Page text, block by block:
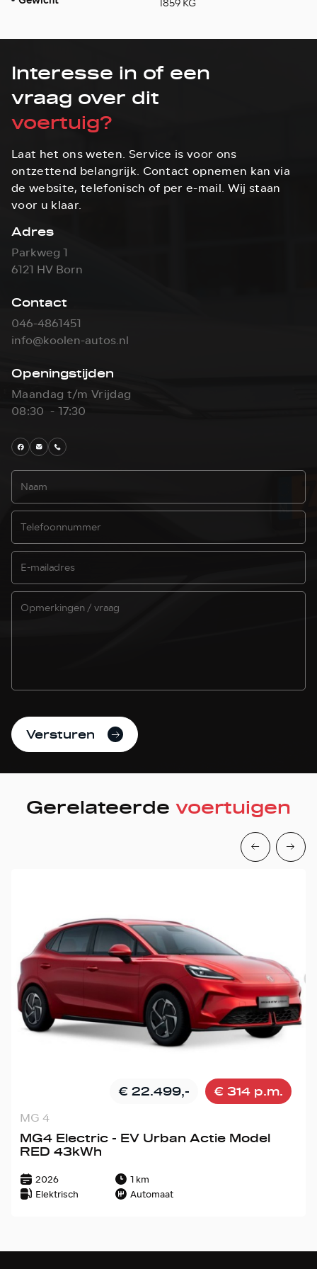
1859 KG
Interesse in of een
vraag over dit
voertuig?
Laat het ons weten. Service is voor ons
ontzettend belangrijk. Contact opnemen kan via
de website, telefonisch of per e-mail. Wij staan
voor u klaar.
Adres
Parkweg 1
6121 HV Born
Contact
046-4861451
info@koolen-autos.nl
Openingstijden
Maandag t/m Vrijdag
08:30 - 17:30
Versturen
Gerelateerde voertuigen
€ 22.499,- € 314 p.m.
MG 4
MG4 Electric - EV Urban Actie Model
RED 43kWh
2026
1 km
Elektrisch
Automaat